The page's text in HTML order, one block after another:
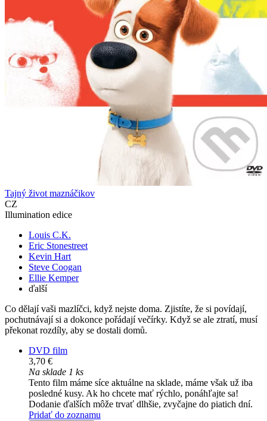
Tajný život maznáčikov
CZ
Illumination edice
Louis C.K.
Eric Stonestreet
Kevin Hart
Steve Coogan
Ellie Kemper
ďalší
Co dělají vaši mazlíčci, když nejste doma. Zjistíte, že si povídají,
pochutnávají si a dokonce pořádají večírky. Když se ale ztratí, musí
překonat rozdíly, aby se dostali domů.
DVD film
3,70 €
Na sklade 1 ks
Tento film máme síce aktuálne na sklade, máme však už iba
posledné kusy. Ak ho chcete mať rýchlo, ponáhľajte sa!
Dodanie ďalších môže trvať dlhšie, zvyčajne do piatich dní.
Pridať do zoznamu